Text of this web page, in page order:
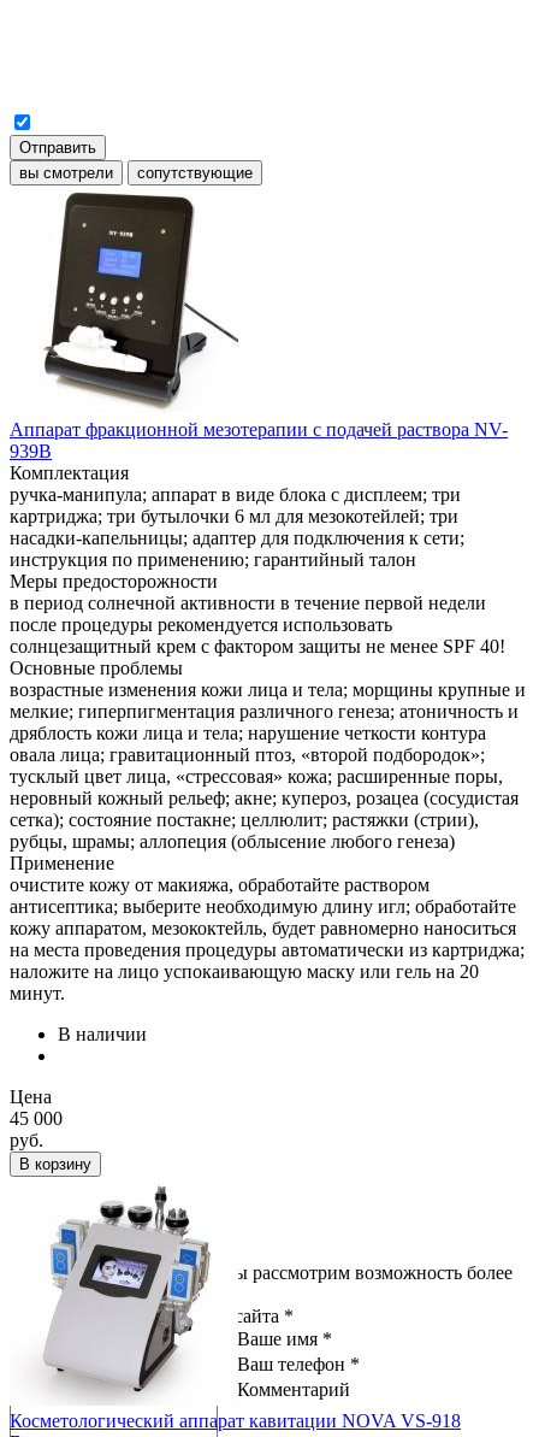
Отправить
вы смотрели
сопутствующие
Аппарат фракционной мезотерапии с подачей раствора NV-
939B
Комплектация
ручка-манипула; аппарат в виде блока с дисплеем; три
картриджа; три бутылочки 6 мл для мезокотейлей; три
насадки-капельницы; адаптер для подключения к сети;
инструкция по применению; гарантийный талон
Меры предосторожности
в период солнечной активности в течение первой недели
после процедуры рекомендуется использовать
солнцезащитный крем с фактором защиты не менее SPF 40!
Основные проблемы
возрастные изменения кожи лица и тела; морщины крупные и
мелкие; гиперпигментация различного генеза; атоничность и
дряблость кожи лица и тела; нарушение четкости контура
овала лица; гравитационный птоз, «второй подбородок»;
тусклый цвет лица, «стрессовая» кожа; расширенные поры,
неровный кожный рельеф; акне; купероз, розацеа (сосудистая
сетка); состояние постакне; целлюлит; растяжки (стрии),
рубцы, шрамы; аллопеция (облысение любого генеза)
Применение
очистите кожу от макияжа, обработайте раствором
антисептика; выберите необходимую длину игл; обработайте
кожу аппаратом, мезококтейль, будет равномерно наноситься
на места проведения процедуры автоматически из картриджа;
наложите на лицо успокаивающую маску или гель на 20
минут.
В наличии
Цена
45 000
руб.
В корзину
Косметологический аппарат кавитации NOVA VS-918
Нашли дешевле
Сообщите нам об этом, и мы рассмотрим возможность более
выгодного предложения.
Ссылка на товар с другого сайта *
Ваше имя *
Ваш телефон *
Комментарий